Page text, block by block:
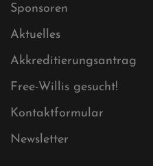
Sponsoren
Akkreditierungsantrag
Free-Willis gesucht!